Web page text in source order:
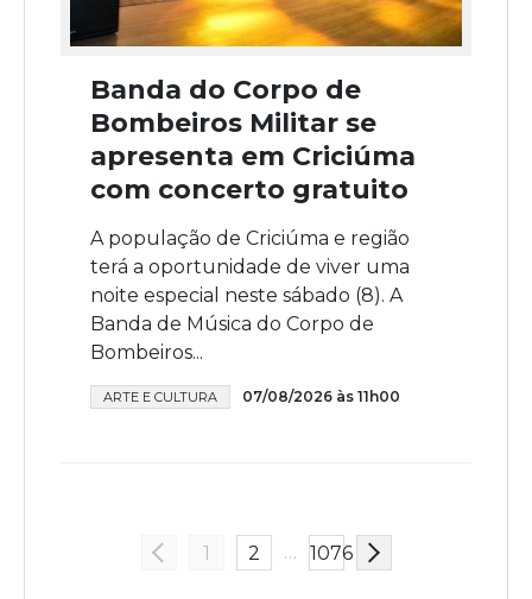
Banda do Corpo de
Bombeiros Militar se
apresenta em Criciúma
com concerto gratuito
A população de Criciúma e região
terá a oportunidade de viver uma
noite especial neste sábado (8). A
Banda de Música do Corpo de
Bombeiros...
ARTE E CULTURA 07/08/2026 às 11h00
1 2 … 1076